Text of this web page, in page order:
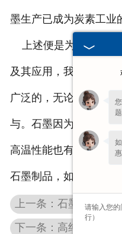
墨生产已成为炭素工业
上述便是为大家分享
及其应用，我们可以看
广泛的，无论是工业还
与。石墨因为化学性能
高温性能也有很好的提
石墨制品，如果您想了
上一条：石墨模具的
下一条：高纯石墨板不